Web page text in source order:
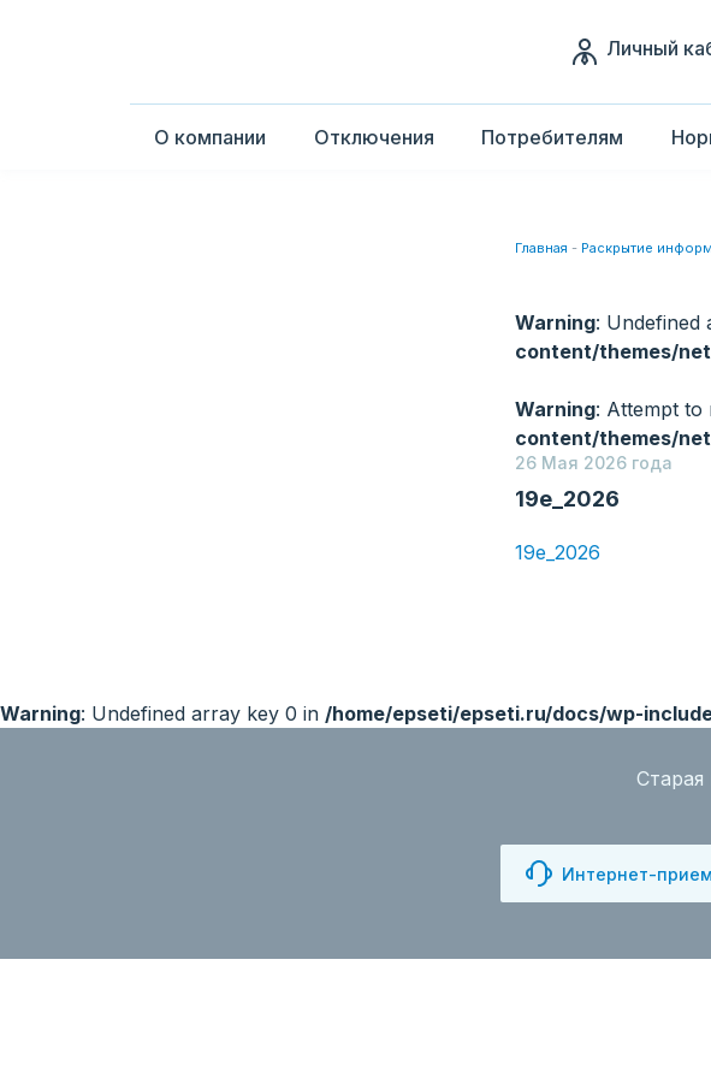
Личный
О компании Отключения Потребителям
Главная - Раскрытие
Warning: Undefined
content/themes/
Warning: Attempt
content/themes/
26 Мая 2026 года
19e_2026
19e_2026
Warning: Undefined array key 0 in /home/epseti/epseti.ru/docs/wp-
Старая
Интернет-